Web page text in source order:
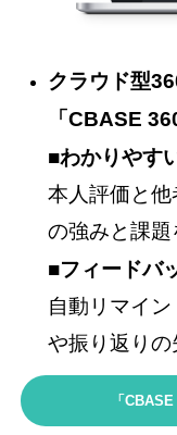
クラウド型
「CBASE
■わかりやす
本人評価と
の強みと課題
■フィードバ
自動リマイ
や振り返りの
「